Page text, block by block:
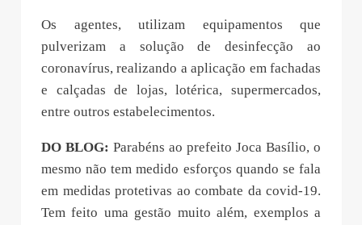
Os agentes, utilizam equipamentos que
pulverizam a solução de desinfecção ao
coronavírus, realizando a aplicação em fachadas
e calçadas de lojas, lotérica, supermercados,
entre outros estabelecimentos.
DO BLOG: Parabéns ao prefeito Joca Basílio, o
mesmo não tem medido esforços quando se fala
em medidas protetivas ao combate da covid-19.
Tem feito uma gestão muito além, exemplos a